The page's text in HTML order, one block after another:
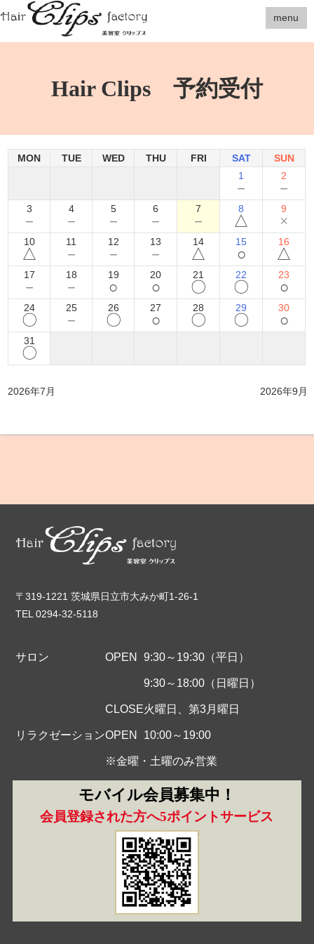
menu
Hair Clips 予約受付
MON TUE WED THU FRI SAT
SUN
1
－
2
－
3
－
4
－
5
－
6
－
7
－
8
△
9
×
10
△
11
－
12
－
13
－
14
△
15
○
16
△
17
－
18
－
19
○
20
○
21
〇
22
〇
23
○
24
〇
25
－
26
〇
27
○
28
〇
29
〇
30
○
31
〇
2026年7月 2026年9月
〒319-1221 茨城県日立市大みか町1-26-1
TEL 0294-32-5118
サロン OPEN 9:30～19:30（平日）
9:30～18:00（日曜日）
CLOSE火曜日、第3月曜日
リラクゼーションOPEN 10:00～19:00
※金曜・土曜のみ営業
モバイル会員募集中！
会員登録された方へ5ポイントサービス